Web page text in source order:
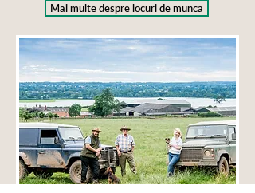
Mai multe despre locuri de munca